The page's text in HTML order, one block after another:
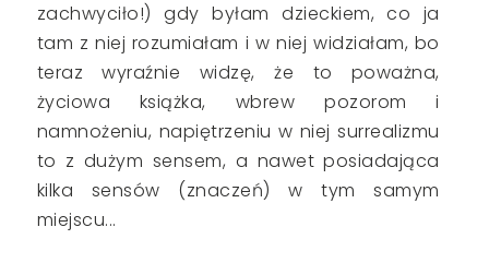
zachwyciło!) gdy byłam dzieckiem, co ja
tam z niej rozumiałam i w niej widziałam, bo
teraz wyraźnie widzę, że to poważna,
życiowa książka, wbrew pozorom i
namnożeniu, napiętrzeniu w niej surrealizmu
to z dużym sensem, a nawet posiadająca
kilka sensów (znaczeń) w tym samym
miejscu...